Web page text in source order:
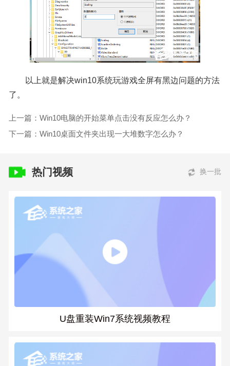
以上就是解决win10系统玩游戏全屏有黑边问题的方法
了。
上一篇：Win10电脑的开始菜单点击没有反应怎么办？
下一篇：Win10桌面文件夹出现一大堆数字怎么办？
热门视频 换一批
U盘重装Win7系统视频教程